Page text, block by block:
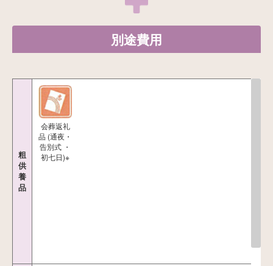
別途費用
粗
供
養
品
会葬返礼
品 (通夜・
告別式 ・
初七日)※